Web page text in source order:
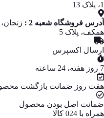
1، پلاک 13
آدرس فروشگاه شعبه 2 :
همکف، پلاک 5
ارسال اکسپرس
7 روز هفته، 24 ساعته
هفت روز ضمانت بازگشت
ضمانت اصل بودن محصول
همراه با 024 کالا